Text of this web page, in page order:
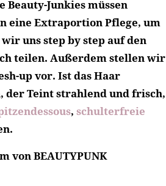
Beauty-Junkies müssen
eine Extraportion Pflege, um
uns step by step auf den
teilen. Außerdem stellen wir
up vor. Ist das Haar
der Teint strahlend und frisch,
, schulterfreie
von BEAUTYPUNK